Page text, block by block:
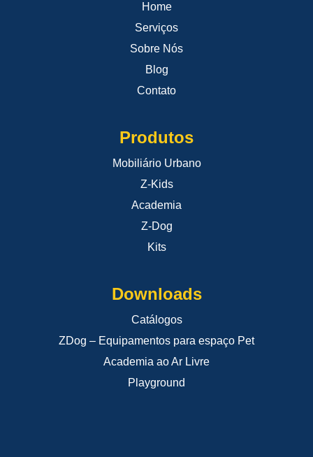
Home
Serviços
Sobre Nós
Blog
Contato
Produtos
Mobiliário Urbano
Z-Kids
Academia
Z-Dog
Kits
Downloads
Catálogos
ZDog – Equipamentos para espaço Pet
Academia ao Ar Livre
Playground